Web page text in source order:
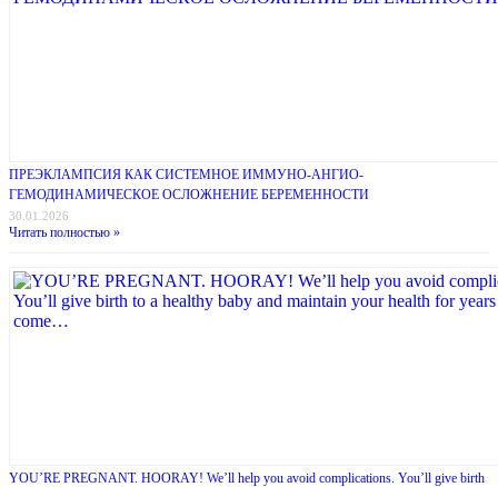
ПРЕЭКЛАМПСИЯ КАК СИСТЕМНОЕ ИММУНО-АНГИО-
ГЕМОДИНАМИЧЕСКОЕ ОСЛОЖНЕНИЕ БЕРЕМЕННОСТИ
30.01.2026
Читать полностью »
YOU’RE PREGNANT. HOORAY! We’ll help you avoid complications. You’ll give birth